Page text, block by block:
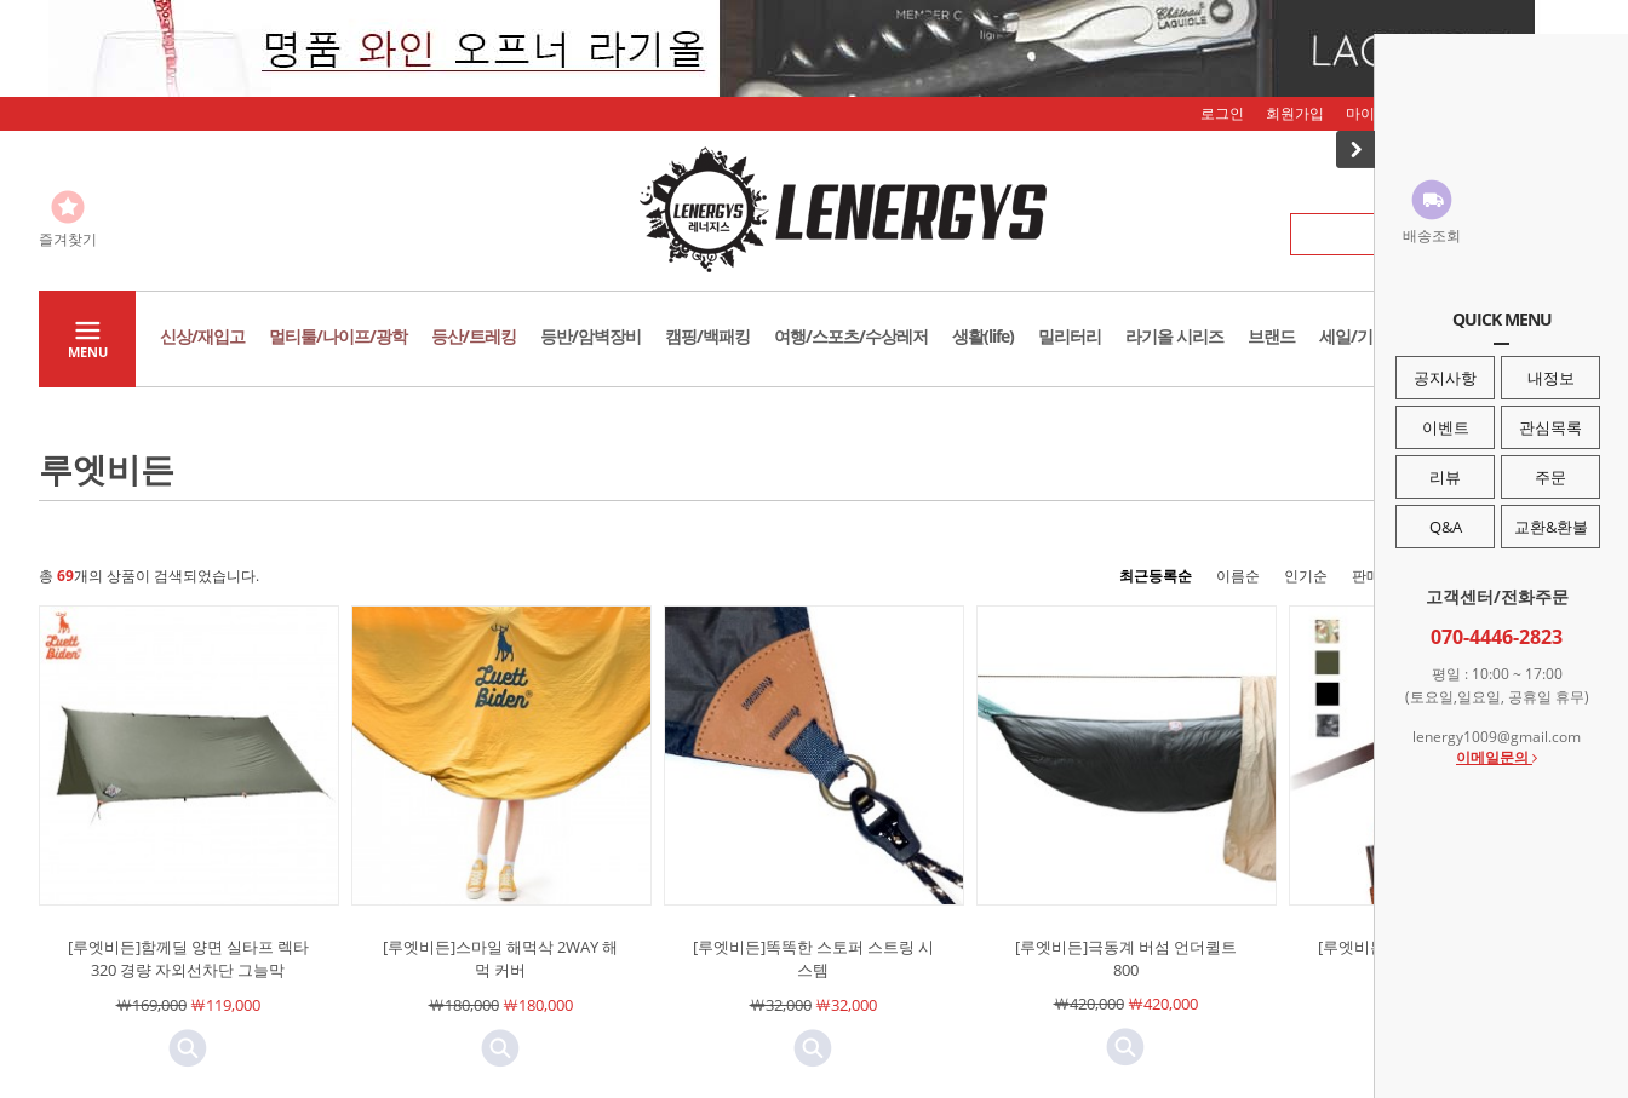
배송조회
QUICK MENU
공지사항 내정보
이벤트 관심목록
리뷰 주문
Q&A 교환&환불
고객센터/전화주문
070-4446-2823
평일 : 10:00 ~ 17:00
(토요일,일요일, 공휴일 휴무)
lenergy1009@gmail.com
이메일문의
로그인 회원가입 마이페이지
즐겨찾기
MENU
신상/재입고 멀티툴/나이프/광학 등산/트레킹 등반/암벽장비 캠핑/백패킹 여행/스포츠/수상레저 생활(life) 밀리터리 라기올 시리즈 브랜드 세일/기획존
루엣비든
총 69개의 상품이 검색되었습니다. 최근등록순 이름순 인기순 판매순
[루엣비든]함께딜 양면 실타프 렉타
320 경량 자외선차단 그늘막
￦169,000￦119,000
[루엣비든]스마일 해먹삭 2WAY 해
먹 커버
￦180,000￦180,000
[루엣비든]똑똑한 스토퍼 스트링 시
스템
￦32,000￦32,000
[루엣비든]극동계 버섬 언더퀼트
800
￦420,000￦420,000
[루엣비든]트리 허거 캠핑해먹 나무